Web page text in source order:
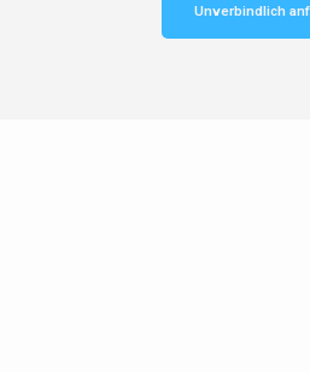
Unverbindlich